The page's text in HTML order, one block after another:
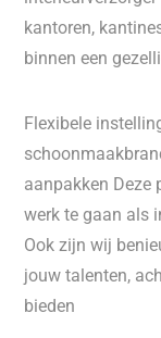
kantoren,
binnen een
Flexibele
aanpakken Deze
werk te gaan als
Ook zijn wij
jouw talenten,
bieden